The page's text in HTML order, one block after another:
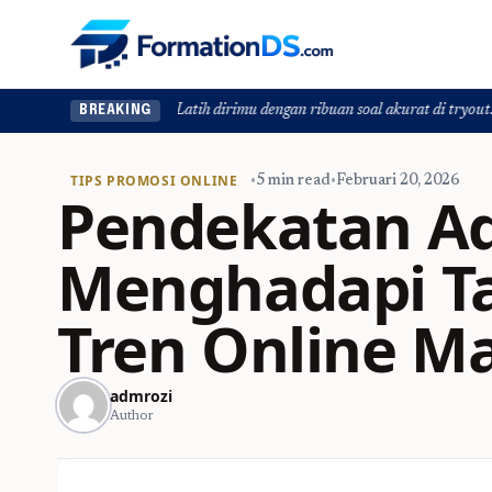
BREAKING
lulus? Latih dirimu dengan ribuan soal akurat di tryout.id.
TIPS PROMOSI ONLINE •5 min read•Februari 20, 2026
Pendekatan
Menghadapi
Tren Online
admrozi
Author